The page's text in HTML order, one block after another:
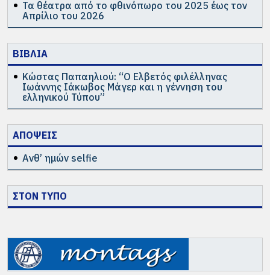
Τα θέατρα από το φθινόπωρο του 2025 έως τον
Απρίλιο του 2026
ΒΙΒΛΙΑ
Κώστας Παπαηλιού: “Ο Ελβετός φιλέλληνας
Ιωάννης Ιάκωβος Μάγερ και η γέννηση του
ελληνικού Τύπου”
ΑΠΟΨΕΙΣ
Ανθ’ ημών selfie
ΣΤΟΝ ΤΥΠΟ